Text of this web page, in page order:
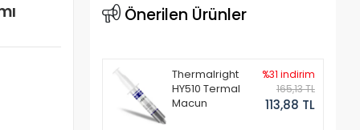
Önerilen Ürünler
Thermalright
HY510 Termal
Macun
%31 indirim
165,13 TL
113,88 TL